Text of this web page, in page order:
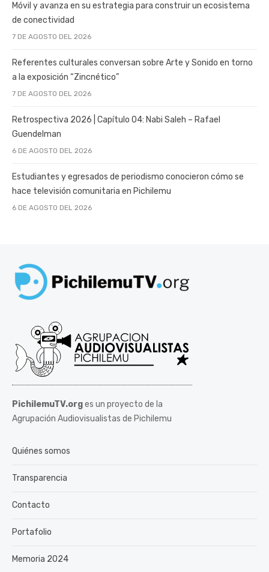
Móvil y avanza en su estrategia para construir un ecosistema
de conectividad
7 DE AGOSTO DEL 2026
Referentes culturales conversan sobre Arte y Sonido en torno
a la exposición “Zincnético”
7 DE AGOSTO DEL 2026
Retrospectiva 2026 | Capítulo 04: Nabi Saleh – Rafael
Guendelman
6 DE AGOSTO DEL 2026
Estudiantes y egresados de periodismo conocieron cómo se
hace televisión comunitaria en Pichilemu
6 DE AGOSTO DEL 2026
PichilemuTV.orges un proyecto de la
Agrupación Audiovisualistas de Pichilemu
Quiénes somos
Transparencia
Contacto
Portafolio
Memoria 2024